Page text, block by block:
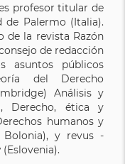
profesor titular de
Palermo (Italia).
de la revista Razón
de redacción
públicos
del Derecho
Análisis y
Derecho, ética y
humanos y
Bolonia), y revus -